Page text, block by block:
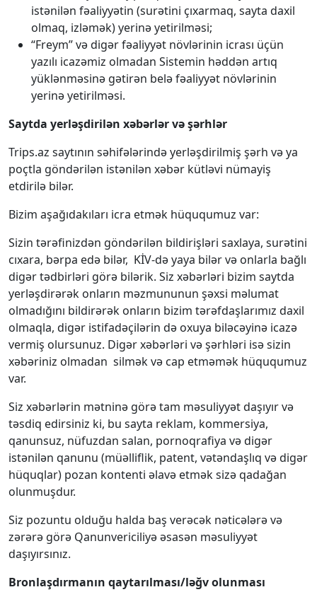
istənilən fəaliyyətin (surətini çıxarmaq, sayta daxil
olmaq, izləmək) yerinə yetirilməsi;
“Freym” və digər fəaliyyət növlərinin icrası üçün
yazılı icazəmiz olmadan Sistemin həddən artıq
yüklənməsinə gətirən belə fəaliyyət növlərinin
yerinə yetirilməsi.
Saytda yerləşdirilən xəbərlər və şərhlər
Trips.az saytının səhifələrində yerləşdirilmiş şərh və ya
poçtla göndərilən istənilən xəbər kütləvi nümayiş
etdirilə bilər.
Bizim aşağıdakıları icra etmək hüququmuz var:
Sizin tərəfinizdən göndərilən bildirişləri saxlaya, surətini
cıxara, bərpa edə bilər, KİV-də yaya bilər və onlarla bağlı
digər tədbirləri görə bilərik. Siz xəbərləri bizim saytda
yerləşdirərək onların məzmununun şəxsi məlumat
olmadığını bildirərək onların bizim tərəfdaşlarımız daxil
olmaqla, digər istifadəçilərin də oxuya biləcəyinə icazə
vermiş olursunuz. Digər xəbərləri və şərhləri isə sizin
xəbəriniz olmadan silmək və cap etməmək hüququmuz
var.
Siz xəbərlərin mətninə görə tam məsuliyyət daşıyır və
təsdiq edirsiniz ki, bu sayta reklam, kommersiya,
qanunsuz, nüfuzdan salan, pornoqrafiya və digər
istənilən qanunu (müəlliflik, patent, vətəndaşlıq və digər
hüquqlar) pozan kontenti əlavə etmək sizə qadağan
olunmuşdur.
Siz pozuntu olduğu halda baş verəcək nəticələrə və
zərərə görə Qanunvericiliyə əsasən məsuliyyət
daşıyırsınız.
Bronlaşdırmanın qaytarılması/ləğv olunması